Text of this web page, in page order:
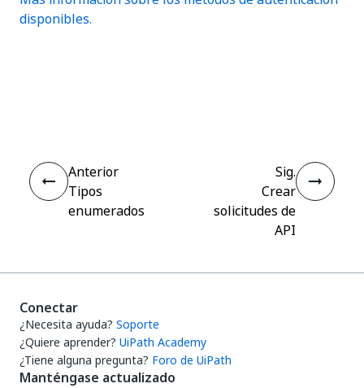
disponibles.
Anterior
Tipos
enumerados
Sig.
Crear
solicitudes de
API
Conectar
¿Necesita ayuda? Soporte
¿Quiere aprender? UiPath Academy
¿Tiene alguna pregunta? Foro de UiPath
Manténgase actualizado